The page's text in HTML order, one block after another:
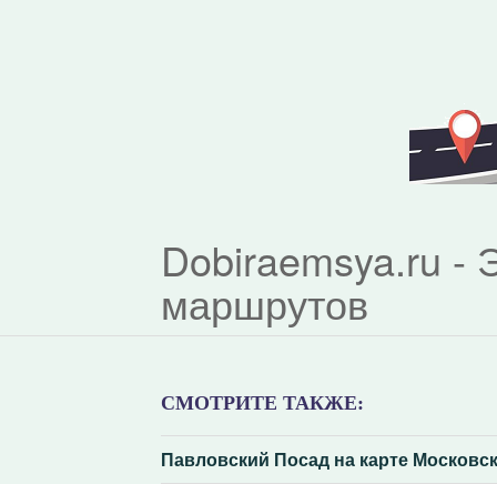
Dobiraemsya.ru -
маршрутов
СМОТРИТЕ ТАКЖЕ:
Павловский Посад на карте